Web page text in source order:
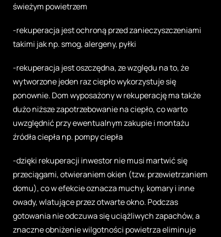
świeżym powietrzem
-rekuperacja jest ochroną przed zanieczyszczeniami
takimi jak np. smog, alergeny, pyłki
-rekuperacja jest oszczędna, ze względu na to, że
wytworzone jeden raz ciepło wykorzystuje się
ponownie. Dom wyposażony w rekuperację ma także
dużo niższe zapotrzebowanie na ciepło, co warto
uwzględnić przy ewentualnym zakupie i montażu
źródła ciepła np. pompy ciepła
-dzięki rekuperacji inwestor nie musi martwić się
przeciągami, otwieraniem okien (tzw. przewietrzaniem
domu), co w efekcie oznacza muchy, komary i inne
owady, wlatujące przez otwarte okno. Podczas
gotowania nie odczuwa się uciążliwych zapachów, a
znaczne obniżenie wilgotności powietrza eliminuje